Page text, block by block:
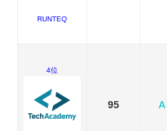
RUNTEQ
4位
95 A